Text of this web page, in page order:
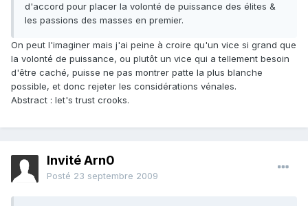
d'accord pour placer la volonté de puissance des élites &
les passions des masses en premier.
On peut l'imaginer mais j'ai peine à croire qu'un vice si grand que
la volonté de puissance, ou plutôt un vice qui a tellement besoin
d'être caché, puisse ne pas montrer patte la plus blanche
possible, et donc rejeter les considérations vénales.
Abstract : let's trust crooks.
Invité Arn0
Posté 23 septembre 2009